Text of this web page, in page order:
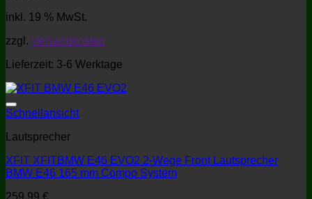
inkl. 19 % MwSt.
zzgl. Versandkosten
Lieferzeit: 3-6 Werktage
Schnellansicht
Lautsprecher
XFIT XFITBMW E46 EVO2 2-Wege Front Lautsprecher
BMW E46 165 mm Compo System
259,99 €